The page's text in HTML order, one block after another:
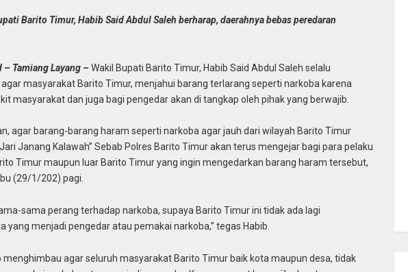
Barito Timur, Habib Said Abdul Saleh berharap, daerahnya bebas peredaran
– Tamiang Layang – Wakil Bupati Barito Timur, Habib Said Abdul Saleh selalu
masyarakat Barito Timur, menjahui barang terlarang seperti narkoba karena
masyarakat dan juga bagi pengedar akan di tangkap oleh pihak yang berwajib.
agar barang-barang haram seperti narkoba agar jauh dari wilayah Barito Timur
Janang Kalawah” Sebab Polres Barito Timur akan terus mengejar bagi para pelaku
Timur maupun luar Barito Timur yang ingin mengedarkan barang haram tersebut,
(29/1/202) pagi.
sama perang terhadap narkoba, supaya Barito Timur ini tidak ada lagi
yang menjadi pengedar atau pemakai narkoba,” tegas Habib.
menghimbau agar seluruh masyarakat Barito Timur baik kota maupun desa, tidak